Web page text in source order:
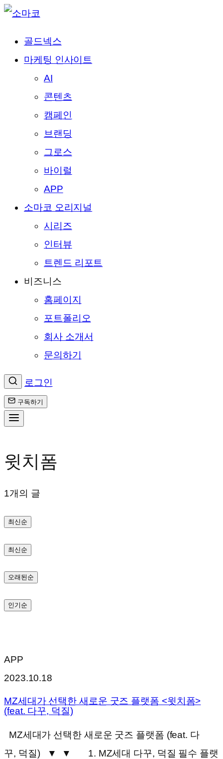
골드넥스
마케팅 인사이트
AI
콘텐츠
캠페인
브랜딩
그로스
바이럴
APP
소마코 오리지널
시리즈
인터뷰
트렌드 리포트
비즈니스
홈페이지
포트폴리오
회사 소개서
문의하기
로그인
구독하기
텐
로
로
가
윗치폼
1개의 글
최신순
최신순
오래된순
인기순
APP
2023.10.18
MZ세대가 선택한 새로운 굿즈 플랫폼 <윗치폼>
(feat. 다꾸, 덕질)
MZ세대가 선택한 새로운 굿즈 플랫폼 (feat. 다
꾸, 덕질) ▼ ▼ 1. MZ세대 다꾸, 덕질 필수 플랫